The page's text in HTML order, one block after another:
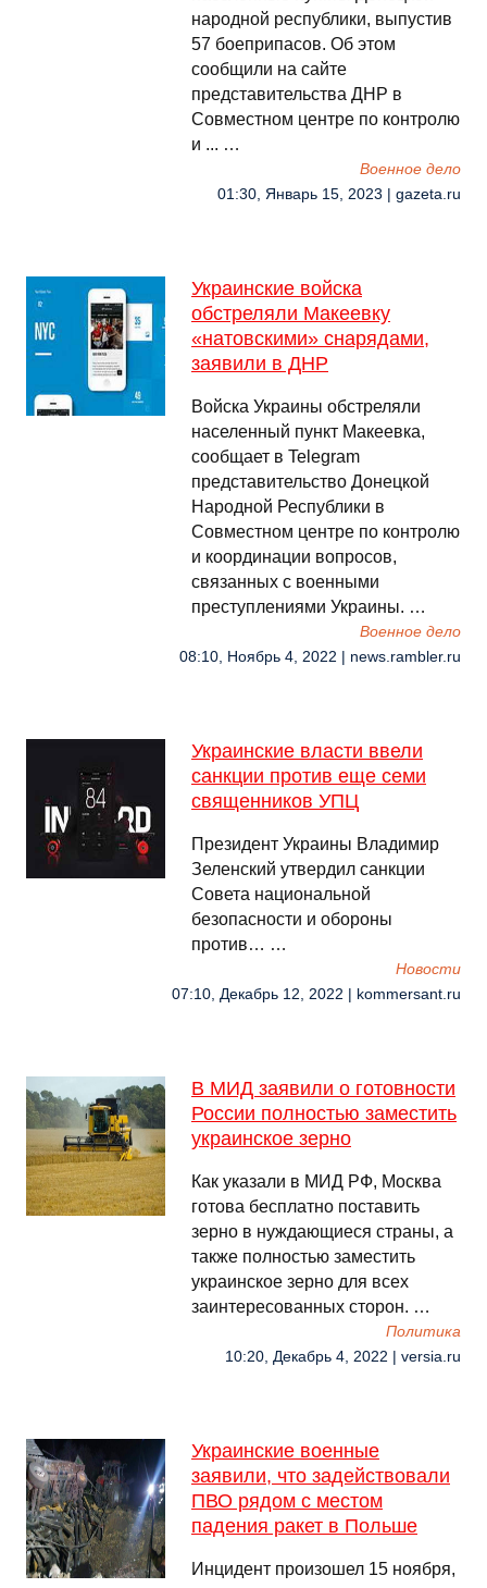
народной республики, выпустив
57 боеприпасов. Об этом
сообщили на сайте
представительства ДНР в
Совместном центре по контролю
и ... …
Военное дело
01:30, Январь 15, 2023 | gazeta.ru
Украинские войска
обстреляли Макеевку
«натовскими» снарядами,
заявили в ДНР
Войска Украины обстреляли
населенный пункт Макеевка,
сообщает в Telegram
представительство Донецкой
Народной Республики в
Совместном центре по контролю
и координации вопросов,
связанных с военными
преступлениями Украины. …
Военное дело
08:10, Ноябрь 4, 2022 | news.rambler.ru
Украинские власти ввели
санкции против еще семи
священников УПЦ
Президент Украины Владимир
Зеленский утвердил санкции
Совета национальной
безопасности и обороны
против… …
Новости
07:10, Декабрь 12, 2022 | kommersant.ru
В МИД заявили о готовности
России полностью заместить
украинское зерно
Как указали в МИД РФ, Москва
готова бесплатно поставить
зерно в нуждающиеся страны, а
также полностью заместить
украинское зерно для всех
заинтересованных сторон. …
Политика
10:20, Декабрь 4, 2022 | versia.ru
Украинские военные
заявили, что задействовали
ПВО рядом с местом
падения ракет в Польше
Инцидент произошел 15 ноября,